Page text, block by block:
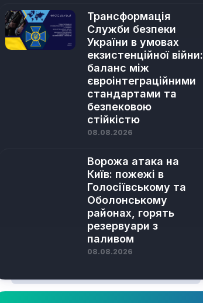
Трансформація
Служби безпеки
України в умовах
екзистенційної війни:
баланс між
євроінтеграційними
стандартами та
безпековою
стійкістю
08.08.2026
Ворожа атака на
Київ: пожежі в
Голосіївському та
Оболонському
районах, горять
резервуари з
паливом
08.08.2026